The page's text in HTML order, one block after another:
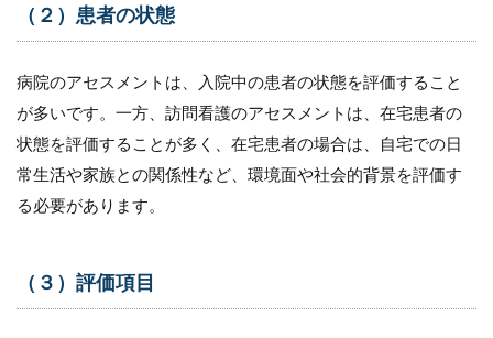
（２）
病歴の
3.3
（３）
機能評
価の実
施
3.4
評価
3.5
（２）患者の状態
病院のアセスメントは、入院中の患者の状態を評価すること
が多いです。一方、訪問看護のアセスメントは、在宅患者の
状態を評価することが多く、在宅患者の場合は、自宅での日
常生活や家族との関係性など、環境面や社会的背景を評価す
る必要があります。
（３）評価項目